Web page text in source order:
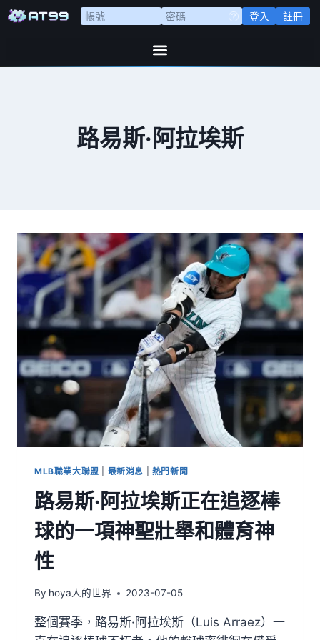
登入 註冊
路易斯·阿拉埃斯
MLB職業大聯盟 最新消息 熱門新聞
路易斯·阿拉埃斯正在追逐棒
球的一項神聖壯舉和體育神
性
By hoya人的世界 2023-07-05
整個賽季，路易斯·阿拉埃斯（Luis Arraez）一